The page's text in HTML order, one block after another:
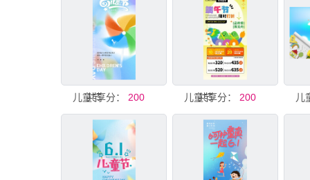
儿童节
共享分： 200 儿童节
共享分： 200 儿